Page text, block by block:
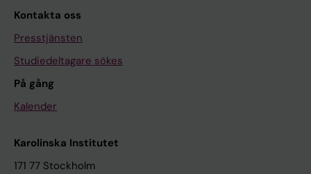
Kontakta oss
Presstjänsten
Studiedeltagare sökes
På gång
Kalender
Karolinska Institutet
171 77 Stockholm